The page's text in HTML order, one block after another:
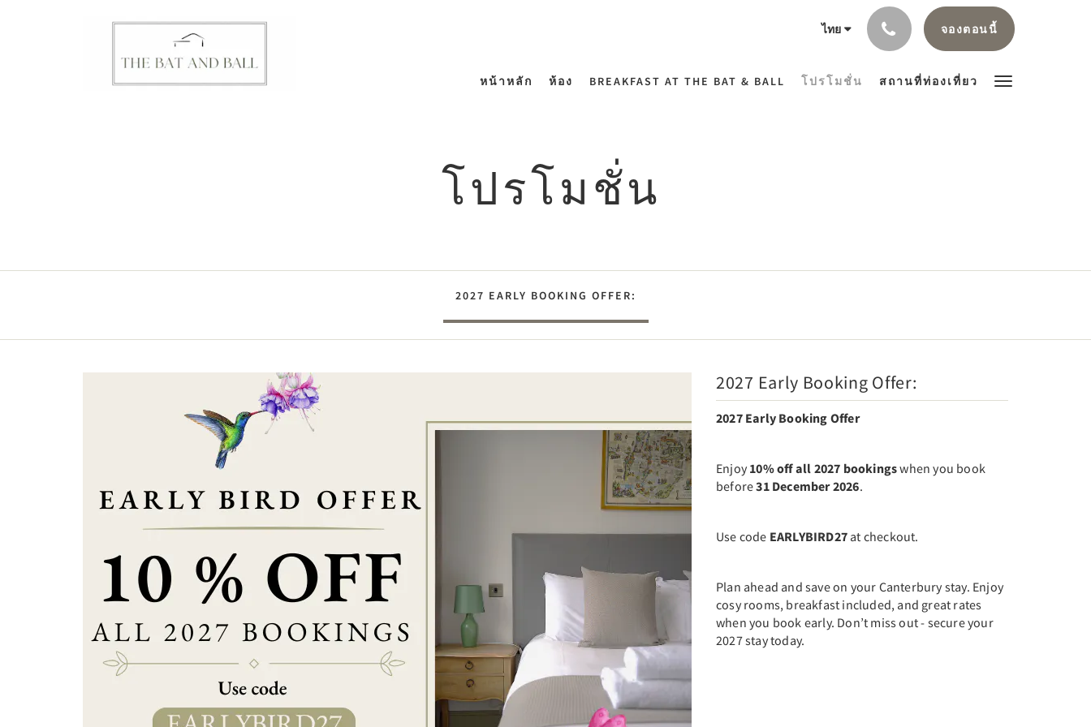
ไทย จองตอนนี้
หน้าหลัก ห้อง BREAKFAST AT THE BAT & BALL โปรโมชั่น สถานที่ท่องเที่ยว
โปรโมชั่น
2027 EARLY BOOKING OFFER:
2027 Early Booking Offer:
2027 Early Booking Offer
Enjoy 10% off all 2027 bookingswhen you book
before31 December 2026.
Use code EARLYBIRD27 at checkout.
Plan ahead and save on your Canterbury stay. Enjoy
cosy rooms, breakfast included, and great rates
when you book early. Don’t miss out - secure your
2027 stay today.